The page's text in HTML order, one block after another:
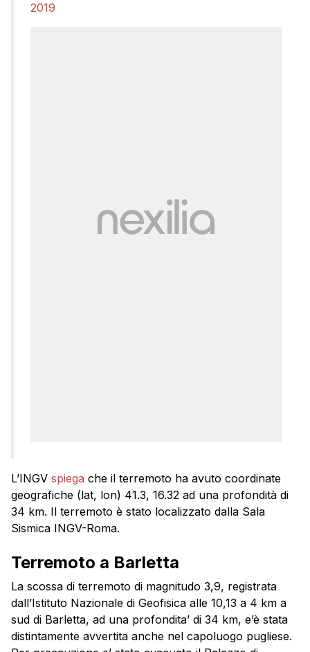
2019
L’INGV spiega che il terremoto ha avuto coordinate
geografiche (lat, lon) 41.3, 16.32 ad una profondità di
34 km. Il terremoto è stato localizzato dalla Sala
Sismica INGV-Roma.
Terremoto a Barletta
La scossa di terremoto di magnitudo 3,9, registrata
dall’Istituto Nazionale di Geofisica alle 10,13 a 4 km a
sud di Barletta, ad una profondita’ di 34 km, e’è stata
distintamente avvertita anche nel capoluogo pugliese.